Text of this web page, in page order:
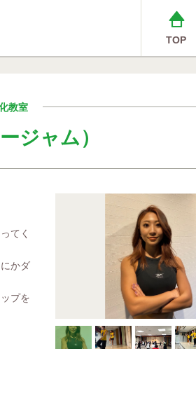
TOP
教室
ジャム）
てく
かダ
プを